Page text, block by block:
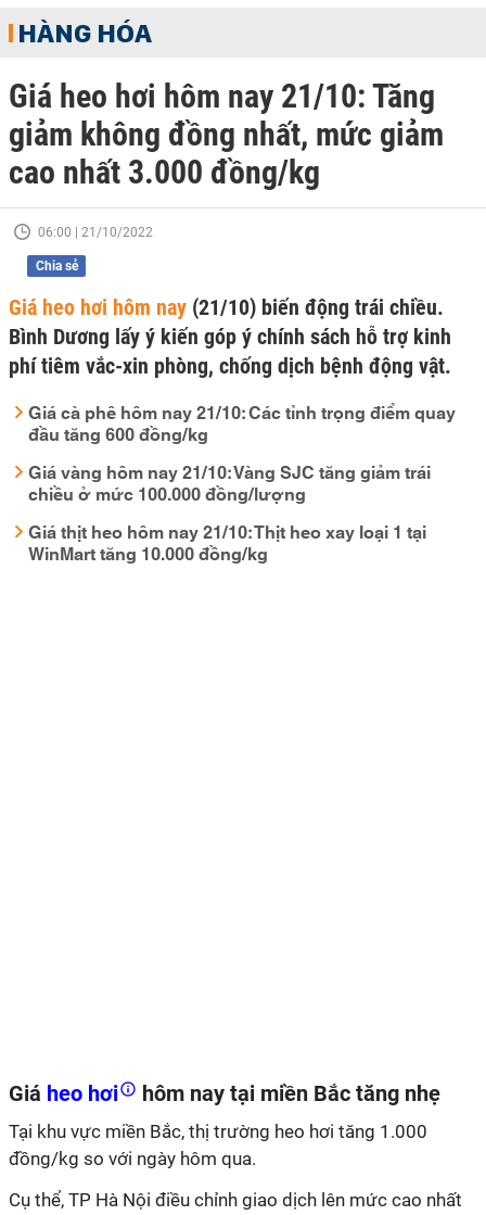
HÀNG HÓA
Giá heo hơi hôm nay 21/10: Tăng
giảm không đồng nhất, mức giảm
cao nhất 3.000 đồng/kg
06:00 | 21/10/2022
Chia sẻ
Giá heo hơi hôm nay (21/10) biến động trái chiều.
Bình Dương lấy ý kiến góp ý chính sách hỗ trợ kinh
phí tiêm vắc-xin phòng, chống dịch bệnh động vật.
Giá cà phê hôm nay 21/10: Các tỉnh trọng điểm quay
đầu tăng 600 đồng/kg
Giá vàng hôm nay 21/10: Vàng SJC tăng giảm trái
chiều ở mức 100.000 đồng/lượng
Giá thịt heo hôm nay 21/10: Thịt heo xay loại 1 tại
WinMart tăng 10.000 đồng/kg
Giá heo hơi hôm nay tại miền Bắc tăng nhẹ
Tại khu vực miền Bắc, thị trường heo hơi tăng 1.000
đồng/kg so với ngày hôm qua.
Cụ thể, TP Hà Nội điều chỉnh giao dịch lên mức cao nhất